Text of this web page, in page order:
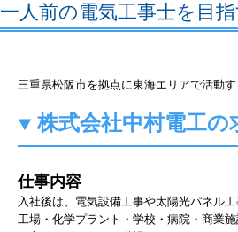
一人前の電気工事士を目
三重県松阪市を拠点に東海エリアで活動
株式会社中村電工の
仕事内容
入社後は、電気設備工事や太陽光パネル
工場・化学プラント・学校・病院・商業